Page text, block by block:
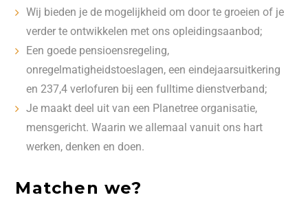
Wij bieden je de mogelijkheid om door te groeien of je
verder te ontwikkelen met ons opleidingsaanbod;
Een goede pensioensregeling,
onregelmatigheidstoeslagen, een eindejaarsuitkering
en 237,4 verlofuren bij een fulltime dienstverband;
Je maakt deel uit van een Planetree organisatie,
mensgericht. Waarin we allemaal vanuit ons hart
werken, denken en doen.
Matchen we?